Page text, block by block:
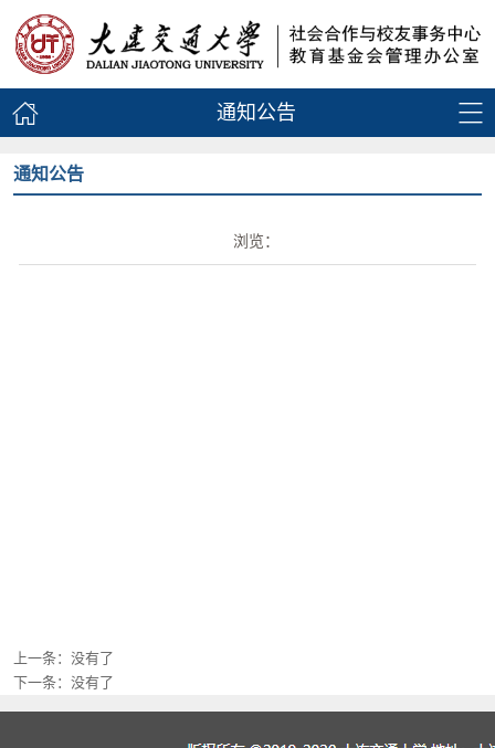
通知公告
通知公告
浏览：
上一条： 没有了
下一条： 没有了